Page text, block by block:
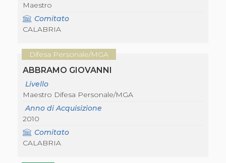
Maestro
Comitato
CALABRIA
Difesa Personale/MGA
ABBRAMO GIOVANNI
Livello
Maestro Difesa Personale/MGA
Anno di Acquisizione
2010
Comitato
CALABRIA